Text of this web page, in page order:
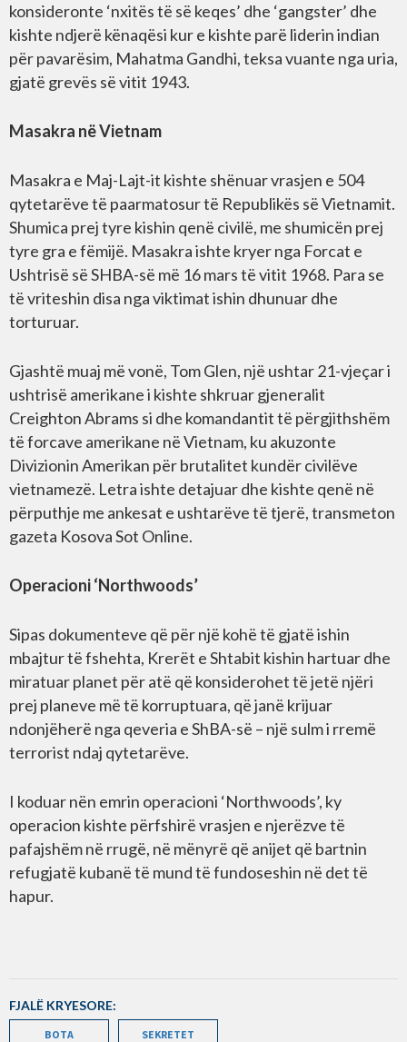
konsideronte ‘nxitës të së keqes’ dhe ‘gangster’ dhe
kishte ndjerë kënaqësi kur e kishte parë liderin indian
për pavarësim, Mahatma Gandhi, teksa vuante nga uria,
gjatë grevës së vitit 1943.
Masakra në Vietnam
Masakra e Maj-Lajt-it kishte shënuar vrasjen e 504
qytetarëve të paarmatosur të Republikës së Vietnamit.
Shumica prej tyre kishin qenë civilë, me shumicën prej
tyre gra e fëmijë. Masakra ishte kryer nga Forcat e
Ushtrisë së SHBA-së më 16 mars të vitit 1968. Para se
të vriteshin disa nga viktimat ishin dhunuar dhe
torturuar.
Gjashtë muaj më vonë, Tom Glen, një ushtar 21-vjeçar i
ushtrisë amerikane i kishte shkruar gjeneralit
Creighton Abrams si dhe komandantit të përgjithshëm
të forcave amerikane në Vietnam, ku akuzonte
Divizionin Amerikan për brutalitet kundër civilëve
vietnamezë. Letra ishte detajuar dhe kishte qenë në
përputhje me ankesat e ushtarëve të tjerë, transmeton
gazeta Kosova Sot Online.
Operacioni ‘Northwoods’
Sipas dokumenteve që për një kohë të gjatë ishin
mbajtur të fshehta, Krerët e Shtabit kishin hartuar dhe
miratuar planet për atë që konsiderohet të jetë njëri
prej planeve më të korruptuara, që janë krijuar
ndonjëherë nga qeveria e ShBA-së – një sulm i rremë
terrorist ndaj qytetarëve.
I koduar nën emrin operacioni ‘Northwoods’, ky
operacion kishte përfshirë vrasjen e njerëzve të
pafajshëm në rrugë, në mënyrë që anijet që bartnin
refugjatë kubanë të mund të fundoseshin në det të
hapur.
FJALË KRYESORE:
BOTA SEKRETET